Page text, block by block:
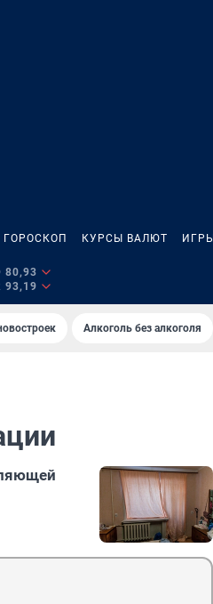
ГОРОСКОП КУРСЫ ВАЛЮТ ИГРЫ
80,93
93,19
Алкоголь без алкоголя